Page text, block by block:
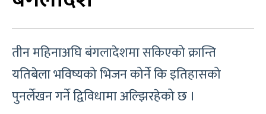
तीन महिनाअघि बंगलादेशमा सकिएको क्रान्ति
यतिबेला भविष्यको भिजन कोर्ने कि इतिहासको
पुनर्लेखन गर्ने द्विविधामा अल्झिरहेको छ ।